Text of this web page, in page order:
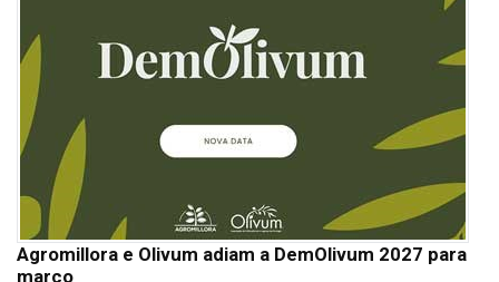
Agromillora e Olivum adiam a DemOlivum 2027 para
março